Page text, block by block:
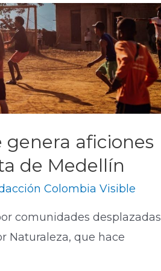
aficiones
de Medellín
Colombia Visible
comunidades desplazadas
Naturaleza, que hace